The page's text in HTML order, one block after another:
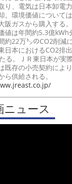
り、電気は日本卸電
。環境価値について
阪ガスから購入する
値は年間約5.3億kWh
約22万㌧のCO2削減
日本におけるCO2排
る。ＪＲ東日本が実
既存の小売契約によ
ら供給される。
ニュース